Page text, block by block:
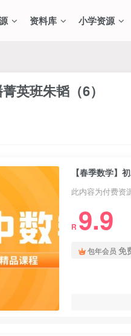
资料库 小学资源
英班朱韬（6）
【春季数学】
此内容为付费资
R 9.9
包年会员 免